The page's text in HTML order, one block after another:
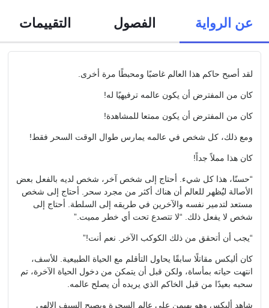
عن الرواية الفصول التقييمات
لقد أصبح حاكم هذا العالم غاضبًا ومحبطًا مرة أخرى.
كان من المفترض أن يكون عالمه ترفيهيًا له!
كان من المفترض أن يكون ممتعا للمشاهدة!
ومع ذلك، كل شخص في عالمه يمارس طوال الوقت السحر فقط!
كان هذا مملاً جداً!
“حسنًا، هذا كل شيء. أحتاج إلى شخص آخر، شخص لديه بالفعل بعض
الأصالة ليُظهر للعالم أن هناك أكثر من مجرد سحر. أحتاج إلى شخص
مستعد لتدمير نفسه والآخرين في طريقه إلى السلطة. أحتاج إلى
شخص لا يفعل ذلك. “لا تتصدع تحت أي خطر مميت.”
“يجب أن أتحقق من ذلك الكوكب الآخر. نعم أنت!”
كان أليكس مقاتلًا سابقًا يحاول التأقلم مع الحياة الطبيعية. للأسف،
انتهت حياته بمأساة، ولكن قبل أن يتمكن من دخول الحياة الآخرة، تم
سحبه بعيدًا من قبل الخاكم الذي يريده أن يصلح عالمه.
شاهد أليكس وهو يهيمن على عالم السحرة ويصبح السيف الإلهي